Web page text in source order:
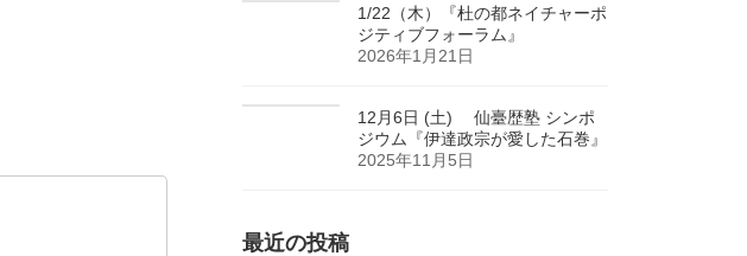
1/22（木）『杜の都ネイチャーポ
ジティブフォーラム』
2026年1月21日
12月6日 (土) 仙臺歴塾 シンポ
ジウム『伊達政宗が愛した石巻』
2025年11月5日
最近の投稿